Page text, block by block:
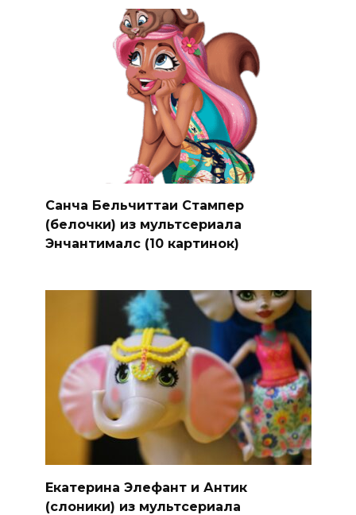
Санча Бельчиттаи Стампер
(белочки) из мультсериала
Энчантималс (10 картинок)
Екатерина Элефант и Антик
(слоники) из мультсериала